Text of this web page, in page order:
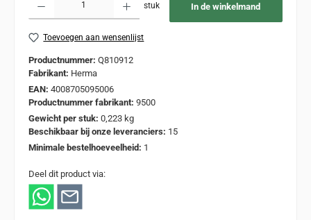
stuk In de winkelmand
Toevoegen aan wensenlijst
Productnummer: Q810912
Fabrikant: Herma
EAN: 4008705095006
Productnummer fabrikant: 9500
Gewicht per stuk: 0,223 kg
Beschikbaar bij onze leveranciers: 15
Minimale bestelhoeveelheid: 1
Deel dit product via: